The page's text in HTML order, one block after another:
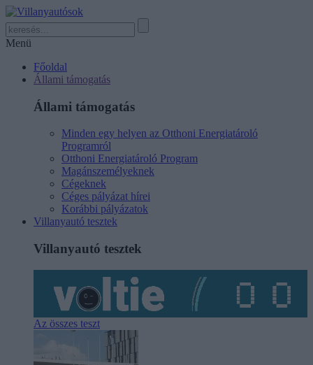
Menü
Főoldal
Állami támogatás
Állami támogatás
Minden egy helyen az Otthoni Energiatároló
Programról
Otthoni Energiatároló Program
Magánszemélyeknek
Cégeknek
Céges pályázat hírei
Korábbi pályázatok
Villanyautó tesztek
Villanyautó tesztek
Az összes teszt